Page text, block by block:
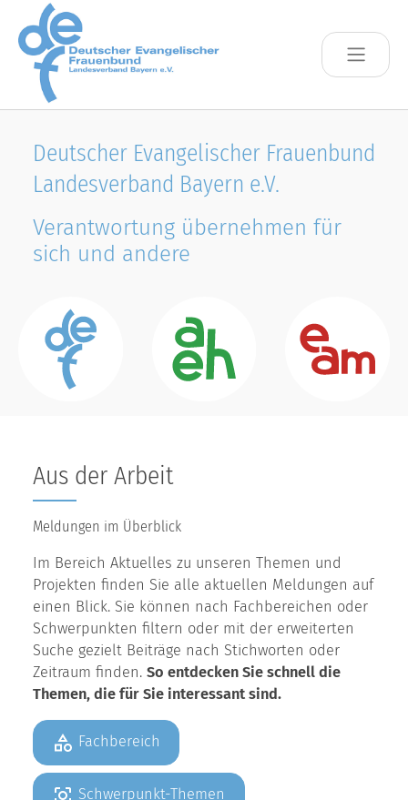
Skip to main content
Deutscher Evangelischer Frauenbund
Landesverband Bayern e.V.
Verantwortung übernehmen für
sich und andere
Aus der Arbeit
Meldungen im Überblick
Im Bereich Aktuelles zu unseren Themen und
Projekten finden Sie alle aktuellen Meldungen auf
einen Blick. Sie können nach Fachbereichen oder
Schwerpunkten filtern oder mit der erweiterten
Suche gezielt Beiträge nach Stichworten oder
Zeitraum finden. So entdecken Sie schnell die
Themen, die für Sie interessant sind.
Fachbereich
Schwerpunkt-Themen